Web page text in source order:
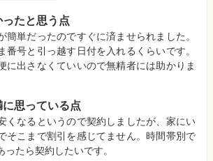
たと思う点
簡単だったのですぐに済ませられました。
番号と引っ越す日付を入れるくらいです。
に出さなくていいので無精者には助かりま
思っている点
くなるというので契約しましたが、家にい
そこまで割引を感じてません。時間帯別で
たら契約したいです。